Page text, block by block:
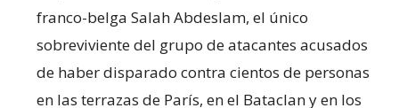
franco-belga Salah Abdeslam, el único
sobreviviente del grupo de atacantes acusados
de haber disparado contra cientos de personas
en las terrazas de París, en el Bataclan y en los